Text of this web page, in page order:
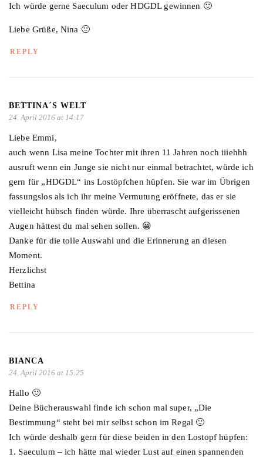
Ich würde gerne Saeculum oder HDGDL gewinnen 🙂
Liebe Grüße, Nina 🙂
REPLY
BETTINA´S WELT
24. April 2016 at 14:17
Liebe Emmi,
auch wenn Lisa meine Tochter mit ihren 11 Jahren noch iiiehhh
ausruft wenn ein Junge sie nicht nur einmal betrachtet, würde ich
gern für „HDGDL“ ins Lostöpfchen hüpfen. Sie war im Übrigen
fassungslos als ich ihr meine Vermutung eröffnete, das er sie
vielleicht hübsch finden würde. Ihre überrascht aufgerissenen
Augen hättest du mal sehen sollen. 😀
Danke für die tolle Auswahl und die Erinnerung an diesen
Moment.
Herzlichst
Bettina
REPLY
BIANCA
24. April 2016 at 15:25
Hallo 🙂
Deine Bücherauswahl finde ich schon mal super, „Die
Bestimmung“ steht bei mir selbst schon im Regal 🙂
Ich würde deshalb gern für diese beiden in den Lostopf hüpfen:
1. Saeculum – ich hätte mal wieder Lust auf einen spannenden